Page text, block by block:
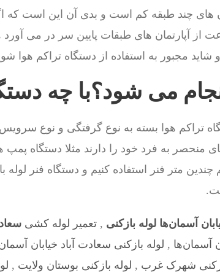
های چند طبقه کم است و بدی آن این است که
از آپارتمان های طبقات پایین سر در می آورد
شاید مجبور به استفاده از دستگاه تراکم هوا
می شود؟با چه
تراکم هوا بسته به نوع گرفتگی و نوع
منحصر به فرد خود را دارند مثلا دستگاه پمپ
متر فنر استفاده کنیم و دستگاه فنر لوله
آسمان‌ها لوله بازکنی ,تعمیر لوله کشی
آسمان‌ها , لوله بازکنی سعادت آباد خیابان
شهرک غرب , لوله بازکنی بوستان ولایت ,